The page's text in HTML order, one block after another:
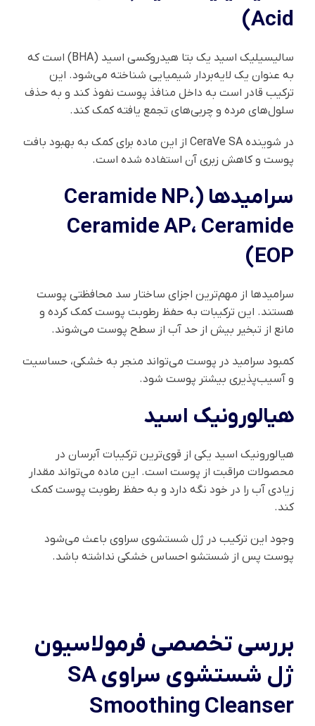
Acid)
سالیسیلیک اسید یک بتا هیدروکسی اسید (BHA) است که
به عنوان یک لایه‌بردار شیمیایی شناخته می‌شود. این
ترکیب قادر است به داخل منافذ پوست نفوذ کند و به حذف
سلول‌های مرده و چربی‌های تجمع یافته کمک کند.
در شوینده CeraVe SA از این ماده برای کمک به بهبود بافت
پوست و کاهش زبری آن استفاده شده است.
سرامیدها (Ceramide NP،
Ceramide AP، Ceramide
EOP)
سرامیدها از مهم‌ترین اجزای ساختار سد محافظتی پوست
هستند. این ترکیبات به حفظ رطوبت پوست کمک کرده و
مانع از تبخیر بیش از حد آب از سطح پوست می‌شوند.
کمبود سرامید در پوست می‌تواند منجر به خشکی، حساسیت
و آسیب‌پذیری بیشتر پوست شود.
هیالورونیک اسید
هیالورونیک اسید یکی از قوی‌ترین ترکیبات آبرسان در
محصولات مراقبت از پوست است. این ماده می‌تواند مقدار
زیادی آب را در خود نگه دارد و به حفظ رطوبت پوست کمک
کند.
وجود این ترکیب در ژل شستشوی سراوی باعث می‌شود
پوست پس از شستشو احساس خشکی نداشته باشد.
بررسی تخصصی فرمولاسیون
ژل شستشوی سراوی SA
Smoothing Cleanser